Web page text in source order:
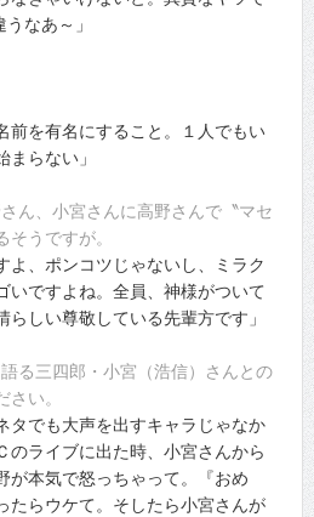
なあ～」
前を有名にすること。１人でもい
らない」
ん、小宮さんに高野さんで〝マセ
うですが。
よ、ポンコツじゃないし、ミラク
いですよね。全員、神様がついて
しい尊敬している先輩方です」
る三四郎・小宮（浩信）さんとの
い。
タでも大声を出すキャラじゃなか
のライブに出た時、小宮さんから
が本気で怒っちゃって。『おめ
たらウケて。そしたら小宮さんが